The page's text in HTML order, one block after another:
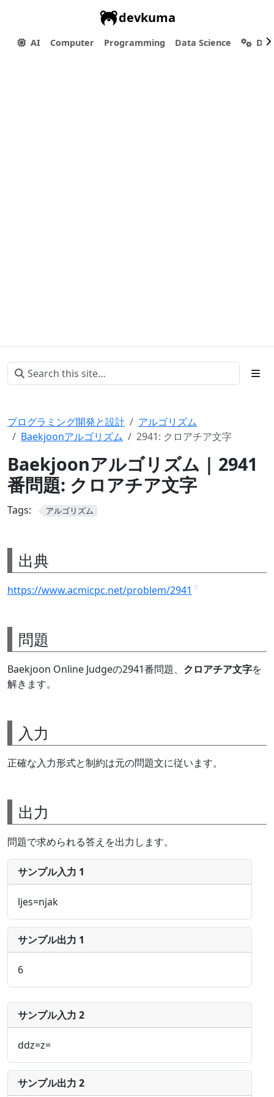
devkuma
AI Computer Programming Data Science
プログラミング開発と設計
アルゴリズム
Baekjoonアルゴリズム
2941: クロアチア文字
Baekjoonアルゴリズム | 2941
番問題: クロアチア文字
Tags: アルゴリズム
出典
https://www.acmicpc.net/problem/2941
問題
Baekjoon Online Judgeの2941番問題、 クロアチア文字を
解きます。
入力
正確な入力形式と制約は元の問題文に従います。
出力
問題で求められる答えを出力します。
サンプル入力 1
ljes=njak
サンプル出力 1
6
サンプル入力 2
ddz=z=
サンプル出力 2